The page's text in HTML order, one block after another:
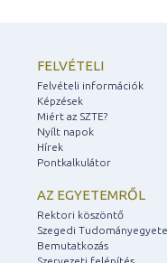
FELVÉTELI
Felvételi információk
Képzések
Miért az SZTE?
Nyílt napok
Hírek
Pontkalkulátor
AZ EGYETEMRŐL
Rektori köszöntő
Szegedi
Bemutatkozás